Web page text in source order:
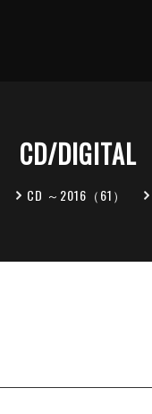
CD/DIGITAL
CD ～2016（61）